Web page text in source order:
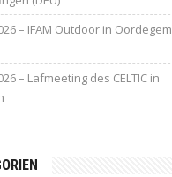
– IFAM Outdoor in Oordegem
– Lafmeeting des CELTIC in